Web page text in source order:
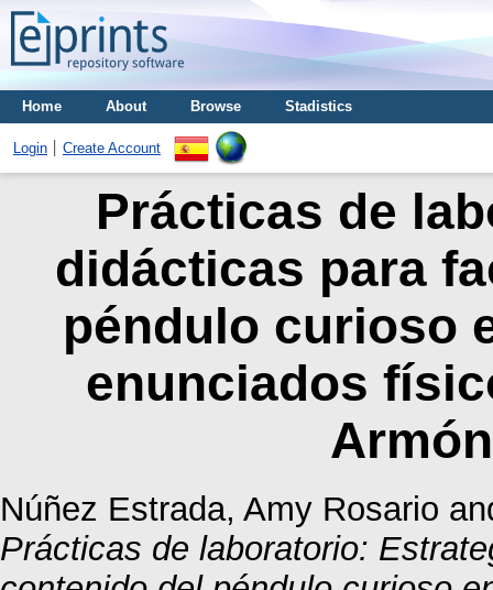
Home About Browse Stadistics
Login Create Account
Prácticas de
didácticas para
péndulo curioso
enunciados
Núñez Estrada, Amy Rosario
Prácticas de laboratorio: